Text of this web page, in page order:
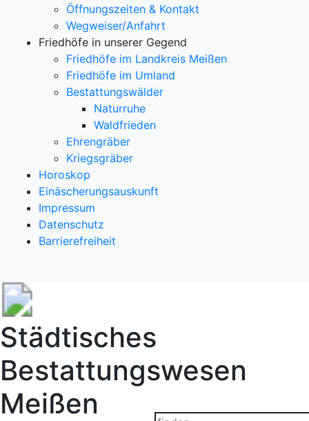
Öffnungszeiten & Kontakt
Wegweiser/Anfahrt
Friedhöfe in unserer Gegend
Friedhöfe im Landkreis Meißen
Friedhöfe im Umland
Bestattungswälder
Naturruhe
Waldfrieden
Ehrengräber
Kriegsgräber
Horoskop
Einäscherungsauskunft
Impressum
Datenschutz
Barrierefreiheit
Städtisches
Bestattungswesen
Meißen